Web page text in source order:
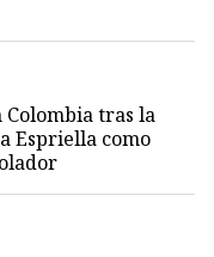
Colombia tras la
Espriella como